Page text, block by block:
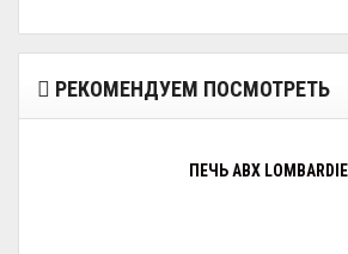
РЕКОМЕНДУЕМ ПОСМОТРЕТЬ
ПЕЧЬ ABX LOMBARDIE